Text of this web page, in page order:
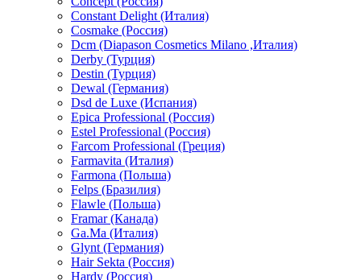
Constant Delight (Италия)
Cosmake (Россия)
Dcm (Diapason Cosmetics Milano ,Италия)
Derby (Турция)
Destin (Турция)
Dewal (Германия)
Dsd de Luxe (Испания)
Epica Professional (Россия)
Estel Professional (Россия)
Farcom Professional (Греция)
Farmavita (Италия)
Farmona (Польша)
Felps (Бразилия)
Flawle (Польша)
Framar (Канада)
Ga.Ma (Италия)
Glynt (Германия)
Hair Sekta (Россия)
Hardy (Россия)